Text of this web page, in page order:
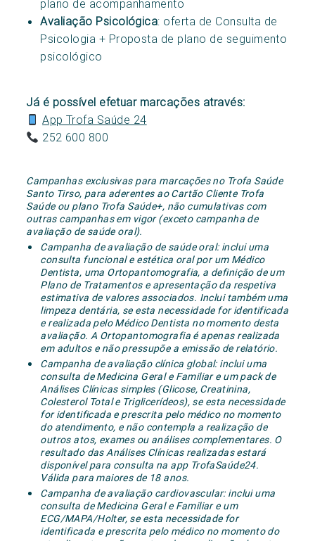
plano de acompanhamento
Avaliação Psicológica: oferta de Consulta de
Psicologia + Proposta de plano de seguimento
psicológico
Já é possível efetuar marcações através:
App Trofa Saúde 24
252 600 800
Campanhas exclusivas para marcações no Trofa Saúde
Santo Tirso, para aderentes ao Cartão Cliente Trofa
Saúde ou plano Trofa Saúde+, não cumulativas com
outras campanhas em vigor (exceto campanha de
avaliação de saúde oral).
Campanha de avaliação de saúde oral: inclui uma
consulta funcional e estética oral por um Médico
Dentista, uma Ortopantomografia, a definição de um
Plano de Tratamentos e apresentação da respetiva
estimativa de valores associados. Inclui também uma
limpeza dentária, se esta necessidade for identificada
e realizada pelo Médico Dentista no momento desta
avaliação. A Ortopantomografia é apenas realizada
em adultos e não pressupõe a emissão de relatório.
Campanha de avaliação clínica global: inclui uma
consulta de Medicina Geral e Familiar e um pack de
Análises Clínicas simples (Glicose, Creatinina,
Colesterol Total e Triglicerídeos), se esta necessidade
for identificada e prescrita pelo médico no momento
do atendimento, e não contempla a realização de
outros atos, exames ou análises complementares. O
resultado das Análises Clínicas realizadas estará
disponível para consulta na app TrofaSaúde24.
Válida para maiores de 18 anos.
Campanha de avaliação cardiovascular: inclui uma
consulta de Medicina Geral e Familiar e um
ECG/MAPA/Holter, se esta necessidade for
identificada e prescrita pelo médico no momento do